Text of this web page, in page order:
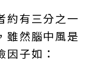
約有三分之一
雖然腦中風是
子如：